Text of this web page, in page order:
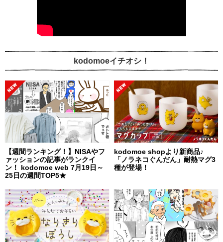
kodomoeイチオシ！
【週間ランキング！】NISAやフ
ァッションの記事がランクイ
ン！ kodomoe web 7月19日～
25日の週間TOP5★
kodomoe shopより新商品♪
「ノラネコぐんだん」耐熱マグ3
種が登場！